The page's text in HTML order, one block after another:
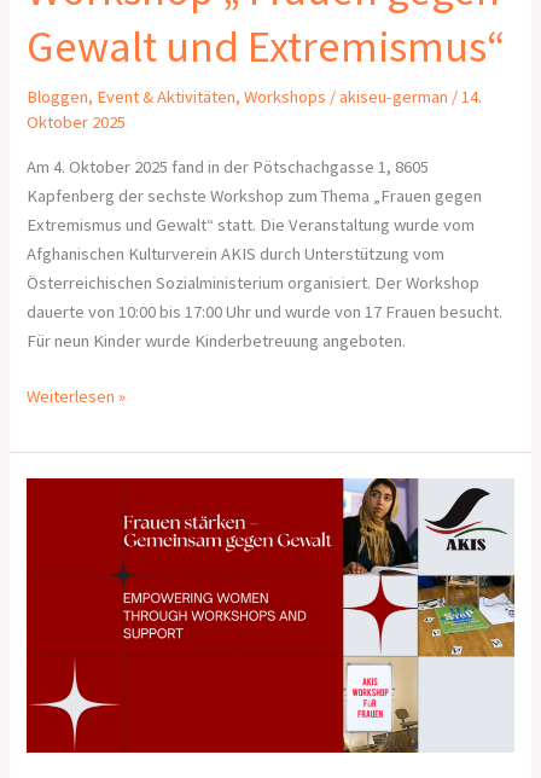
Gewalt und Extremismus“
Bloggen, Event & Aktivitäten,Workshops /akiseu-german / 14.
Oktober 2025
Am 4. Oktober 2025 fand in der Pötschachgasse 1, 8605
Kapfenberg der sechste Workshop zum Thema „Frauen gegen
Extremismus und Gewalt“ statt. Die Veranstaltung wurde vom
Afghanischen Kulturverein AKIS durch Unterstützung vom
Österreichischen Sozialministerium organisiert. Der Workshop
dauerte von 10:00 bis 17:00 Uhr und wurde von 17 Frauen besucht.
Für neun Kinder wurde Kinderbetreuung angeboten.
Weiterlesen »
Gemeinsam
Extremismus